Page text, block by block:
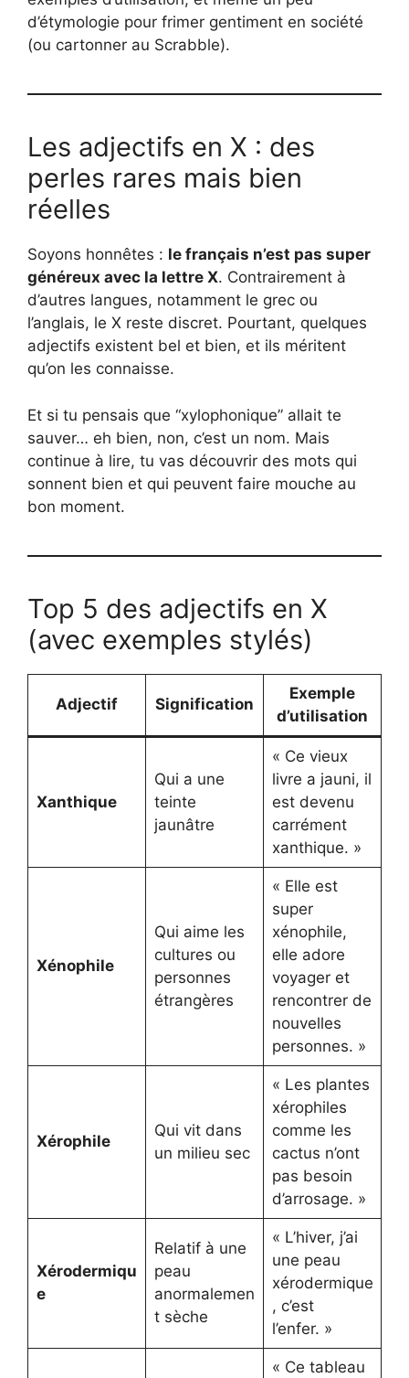
d’étymologie pour frimer gentiment en société
(ou cartonner au Scrabble).
Les adjectifs en X : des
perles rares mais bien
réelles
Soyons honnêtes : le français n’est pas super
généreux avec la lettre X. Contrairement à
d’autres langues, notamment le grec ou
l’anglais, le X reste discret. Pourtant, quelques
adjectifs existent bel et bien, et ils méritent
qu’on les connaisse.
Et si tu pensais que “xylophonique” allait te
sauver… eh bien, non, c’est un nom. Mais
continue à lire, tu vas découvrir des mots qui
sonnent bien et qui peuvent faire mouche au
bon moment.
Top 5 des adjectifs en X
(avec exemples stylés)
Adjectif Signification
Exemple
d’utilisation
Xanthique
Qui a une
teinte
jaunâtre
« Ce vieux
livre a jauni, il
est devenu
carrément
xanthique. »
Xénophile
Qui aime les
cultures ou
personnes
étrangères
« Elle est
super
xénophile,
elle adore
voyager et
rencontrer de
nouvelles
personnes. »
Xérophile
Qui vit dans
un milieu sec
« Les plantes
xérophiles
comme les
cactus n’ont
pas besoin
d’arrosage. »
Xérodermiqu
e
Relatif à une
peau
anormalemen
t sèche
« L’hiver, j’ai
une peau
xérodermique
, c’est
l’enfer. »
« Ce tableau